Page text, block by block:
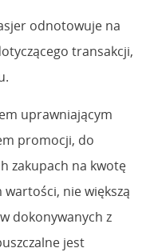
odnotowuje na
transakcji,
uprawniającym
promocji, do
zakupach na kwotę
nie większą
dokonywanych z
jest